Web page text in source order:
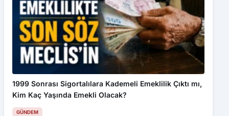
1999 Sonrası Sigortalılara Kademeli Emeklilik Çıktı mı,
Kim Kaç Yaşında Emekli Olacak?
GÜNDEM